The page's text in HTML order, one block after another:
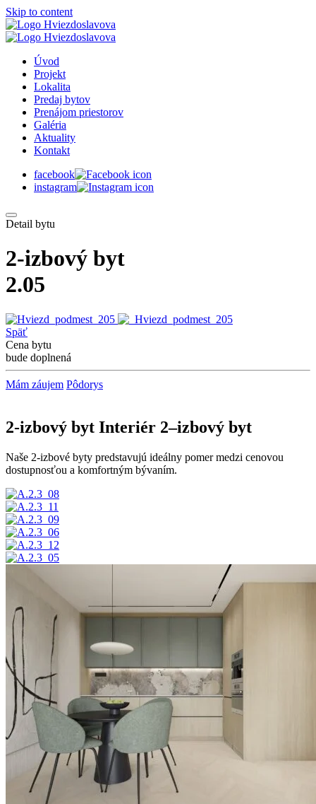
Skip to content
Úvod
Projekt
Lokalita
Predaj bytov
Prenájom priestorov
Galéria
Aktuality
Kontakt
facebook
instagram
Detail bytu
2-izbový byt
2.05
Späť
Cena bytu
bude doplnená
Mám záujem Pôdorys
2-izbový byt Interiér 2–izbový byt
Naše 2-izbové byty predstavujú ideálny pomer medzi cenovou
dostupnosťou a komfortným bývaním.